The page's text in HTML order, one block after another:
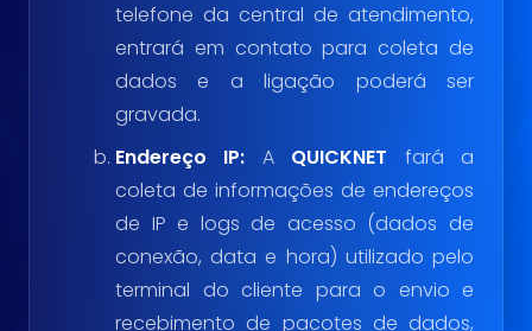
telefone da central de atendimento,
entrará em contato para coleta de
dados e a ligação poderá ser
gravada.
Endereço IP: A QUICKNET fará a
coleta de informações de endereços
de IP e logs de acesso (dados de
conexão, data e hora) utilizado pelo
terminal do cliente para o envio e
recebimento de pacotes de dados,